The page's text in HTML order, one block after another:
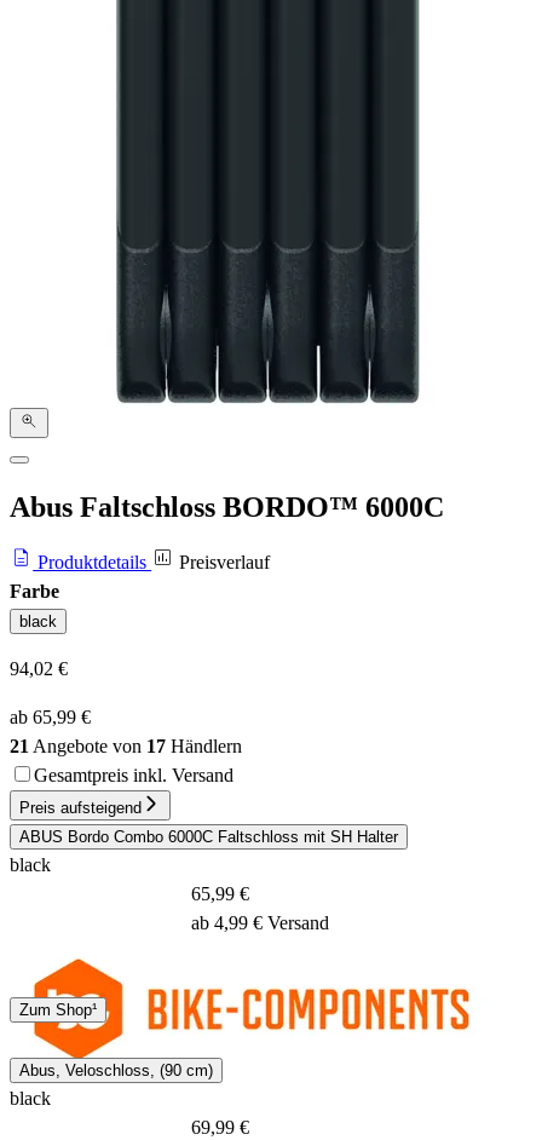
Abus Faltschloss BORDO™ 6000C
Produktdetails
Preisverlauf
Farbe
black
94,02 €
ab 65,99 €
21 Angebote von 17 Händlern
Gesamtpreis inkl. Versand
Preis aufsteigend
ABUS Bordo Combo 6000C Faltschloss mit SH Halter
black
DHL
2 - 4 Tage
65,99 €
ab 4,99 € Versand
Zum Shop¹
Abus, Veloschloss, (90 cm)
black
69,99 €